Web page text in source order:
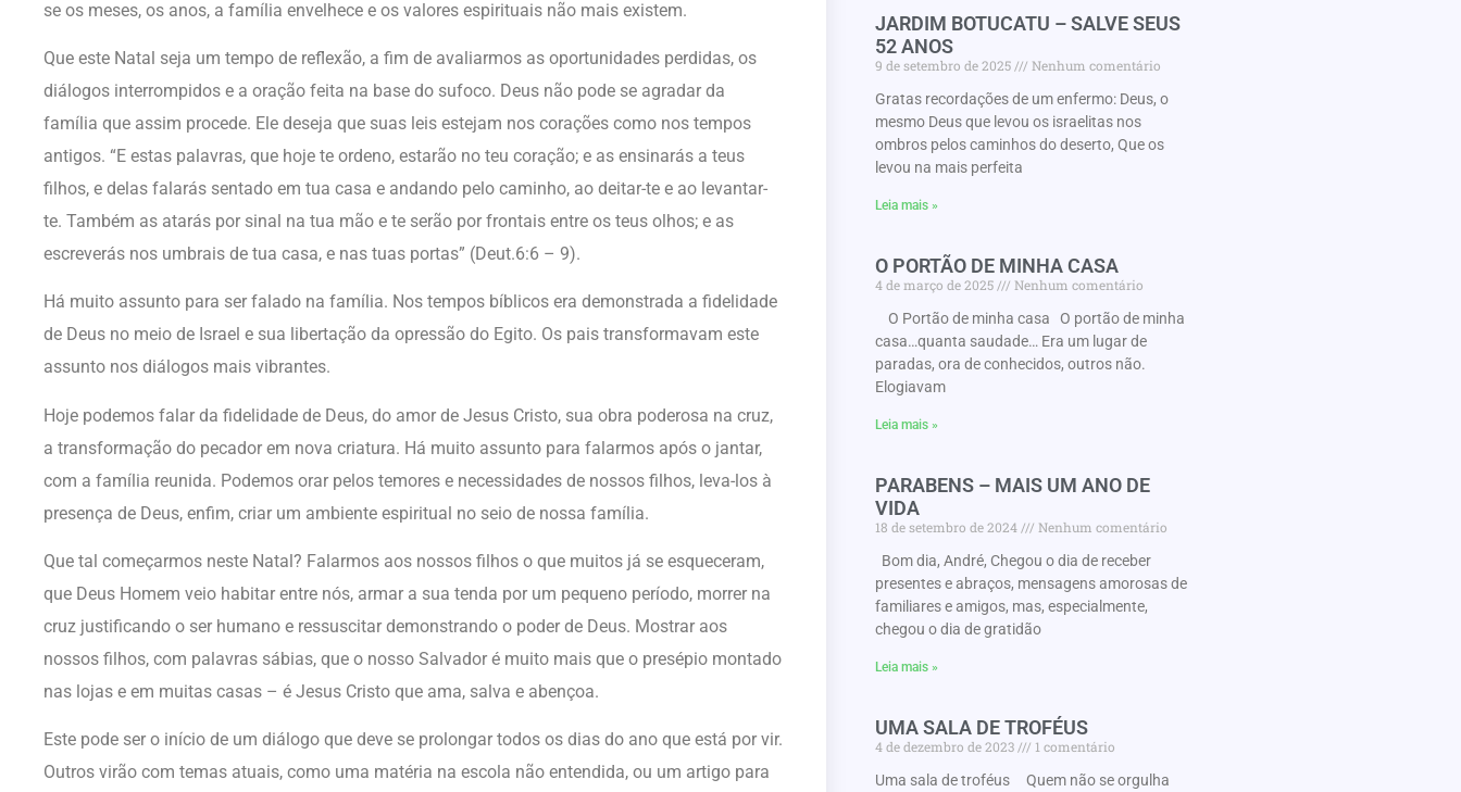
se os meses, os anos, a família envelhece e os valores espirituais não mais existem.
Que este Natal seja um tempo de reflexão, a fim de avaliarmos as oportunidades perdidas, os
diálogos interrompidos e a oração feita na base do sufoco. Deus não pode se agradar da
família que assim procede. Ele deseja que suas leis estejam nos corações como nos tempos
antigos. “E estas palavras, que hoje te ordeno, estarão no teu coração; e as ensinarás a teus
filhos, e delas falarás sentado em tua casa e andando pelo caminho, ao deitar-te e ao levantar-
te. Também as atarás por sinal na tua mão e te serão por frontais entre os teus olhos; e as
escreverás nos umbrais de tua casa, e nas tuas portas” (Deut.6:6 – 9).
Há muito assunto para ser falado na família. Nos tempos bíblicos era demonstrada a fidelidade
de Deus no meio de Israel e sua libertação da opressão do Egito. Os pais transformavam este
assunto nos diálogos mais vibrantes.
Hoje podemos falar da fidelidade de Deus, do amor de Jesus Cristo, sua obra poderosa na cruz,
a transformação do pecador em nova criatura. Há muito assunto para falarmos após o jantar,
com a família reunida. Podemos orar pelos temores e necessidades de nossos filhos, leva-los à
presença de Deus, enfim, criar um ambiente espiritual no seio de nossa família.
Que tal começarmos neste Natal? Falarmos aos nossos filhos o que muitos já se esqueceram,
que Deus Homem veio habitar entre nós, armar a sua tenda por um pequeno período, morrer na
cruz justificando o ser humano e ressuscitar demonstrando o poder de Deus. Mostrar aos
nossos filhos, com palavras sábias, que o nosso Salvador é muito mais que o presépio montado
nas lojas e em muitas casas – é Jesus Cristo que ama, salva e abençoa.
Este pode ser o início de um diálogo que deve se prolongar todos os dias do ano que está por vir.
Outros virão com temas atuais, como uma matéria na escola não entendida, ou um artigo para
JARDIM BOTUCATU – SALVE SEUS
52 ANOS
9 de setembro de 2025
Nenhum comentário
Gratas recordações de um enfermo: Deus, o
mesmo Deus que levou os israelitas nos
ombros pelos caminhos do deserto, Que os
levou na mais perfeita
Leia mais »
O PORTÃO DE MINHA CASA
4 de março de 2025
Nenhum comentário
O Portão de minha casa O portão de minha
casa…quanta saudade… Era um lugar de
paradas, ora de conhecidos, outros não.
Elogiavam
Leia mais »
PARABENS – MAIS UM ANO DE
VIDA
18 de setembro de 2024
Nenhum comentário
Bom dia, André, Chegou o dia de receber
presentes e abraços, mensagens amorosas de
familiares e amigos, mas, especialmente,
chegou o dia de gratidão
Leia mais »
UMA SALA DE TROFÉUS
4 de dezembro de 2023
1 comentário
Uma sala de troféus Quem não se orgulha